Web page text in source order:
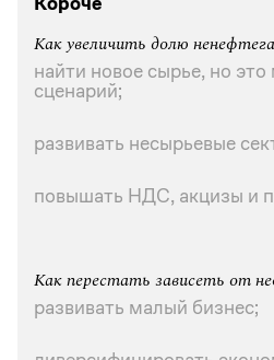
Как увеличить долю
найти новое сырье, но
сценарий;
развивать несырьевые
повышать НДС, акцизы и
Как перестать зависеть от
развивать малый бизнес;